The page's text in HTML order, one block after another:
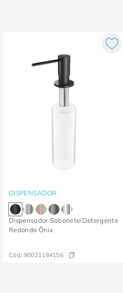
DISPENSADOR
Dispensador Sabonete/Detergente
Redondo Ônix
Cód.:90021184156